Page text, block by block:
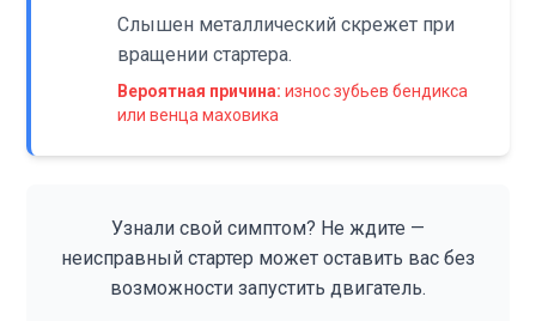
Слышен металлический скрежет при
вращении стартера.
Вероятная причина: износ зубьев бендикса
или венца маховика
Узнали свой симптом? Не ждите —
неисправный стартер может оставить вас без
возможности запустить двигатель.